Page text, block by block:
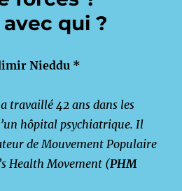
qui ?
Nieddu *
travaillé 42 ans dans les
hôpital psychiatrique. Il
de Mouvement Populaire
Health Movement (PHM